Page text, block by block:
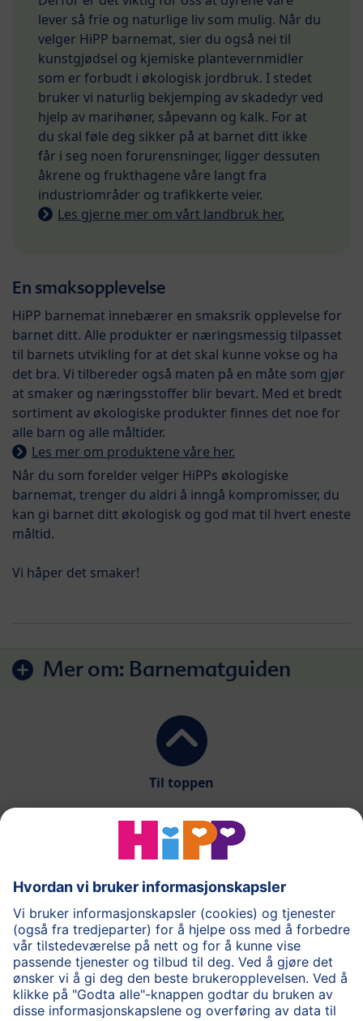
lever så frie og naturlige liv som mulig. Når du
velger HiPP barnemat, sier du også nei til
kunstgjødsel og kjemiske plantevernmidler
som er forbudt i økologisk jordbruk. I stedet
bruker vi naturlig bekjemping av skadedyr ved
hjelp av marihøner, såpevann og kalk. For at
du skal føle deg sikker på at barnet ditt ikke
får i seg noen forurensninger, ligger dessuten
åkrene og frukthagene våre langt fra
industriområder og trafikkerte veier.
Les gjerne mer om vårt landbruk her.
En smaksopplevelse
HiPP barnemat innebærer en smaksrik opplevelse for
barnet ditt. Alle produkter er næringsmessig tilpasset
til barnets utvikling for at det skal kunne vokse og ha
det bra. Vi tilbereder også maten på en måte som gjør
at smaker og næringsstoffer blir bevart. Med et bredt
sortiment av økologiske produkter finnes det noe for
alle barn og alle måltider.
Les mer om produktene våre her.
Når du som forelder velger HiPPs økologiske
barnemat, trenger du aldri å inngå kompromisser, du
kan gi barnet ditt økologisk og god mat til hvert eneste
måltid.
Vi håper det smaker!
Mer om: Barnematguiden
Til toppen
COMBIOTIK Barnemat
Spørsmål og svar
Om HiPP
Kontakt oss
Brukevillkår Personvernpolicy
Cookie policy
HiPP for helsepersonell